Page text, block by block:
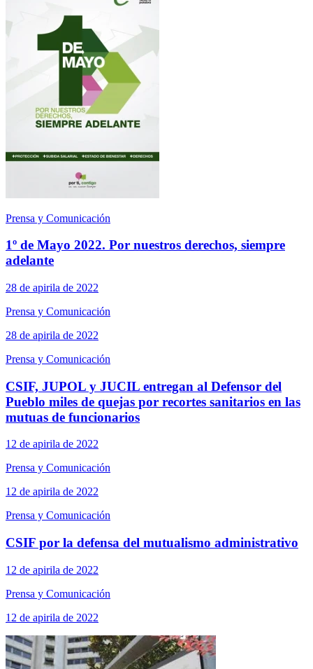
Prensa y Comunicación
1º de Mayo 2022. Por nuestros derechos, siempre
adelante
28 de apirila de 2022
Prensa y Comunicación
28 de apirila de 2022
Prensa y Comunicación
CSIF, JUPOL y JUCIL entregan al Defensor del
Pueblo miles de quejas por recortes sanitarios en las
mutuas de funcionarios
12 de apirila de 2022
Prensa y Comunicación
12 de apirila de 2022
Prensa y Comunicación
CSIF por la defensa del mutualismo administrativo
12 de apirila de 2022
Prensa y Comunicación
12 de apirila de 2022